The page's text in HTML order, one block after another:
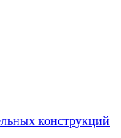
конструкций